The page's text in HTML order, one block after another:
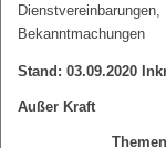
Bekanntmachungen
Stand: 03.09.2020
Außer Kraft